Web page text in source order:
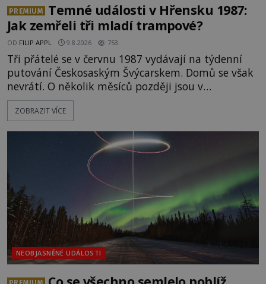
PREMIUM
Temné události v Hřensku 1987:
Jak zemřeli tři mladí trampové?
OD FILIP APPL 9.8.2026 753
Tři přátelé se v červnu 1987 vydávají na týdenní
putování Českosaským Švýcarskem. Domů se však
nevrátí. O několik měsíců později jsou v
nepřístupných skalách u Hřenska nalezeny jejich
kostry – a s nimi stopy, které se jen obtížně slučují
přírodní živel, neznámý útočník, nebo někdo, koho
tehdejší režim nechtěl odhalit? [gallery
ids="171131,171132,1711
ZOBRAZIT VÍCE
NEOBJASNĚNÉ UDÁLOSTI